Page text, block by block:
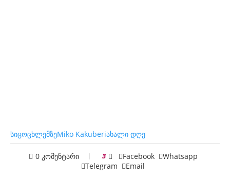
სიცოცხლემზეMiko Kakuberiახალი დღე
0 კომენტარი 3 Facebook
Whatsapp
Telegram
Email